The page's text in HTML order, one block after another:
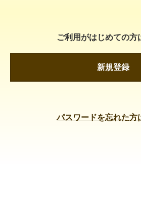
ご利用がはじめての方
新規登録
パスワードを忘れた方